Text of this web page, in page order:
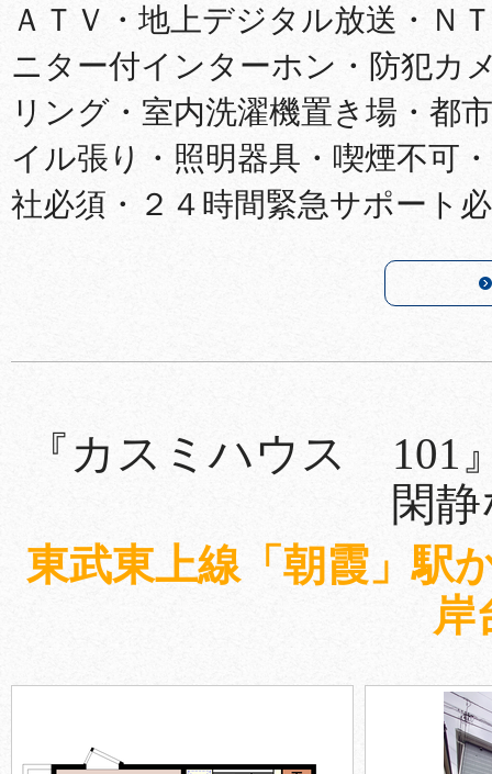
ＡＴＶ・地上デジタル放送・Ｎ
ニター付インターホン・防犯カ
リング・室内洗濯機置き場・都
イル張り・照明器具・喫煙不可
社必須・２４時間緊急サポート
『カスミハウス 101
閑
東武東上線「朝霞」駅
岸